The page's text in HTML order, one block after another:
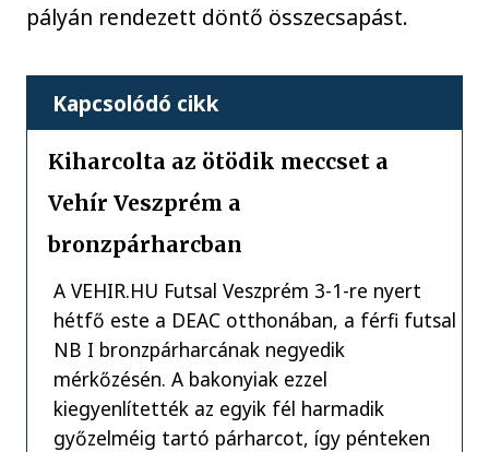
pályán rendezett döntő összecsapást.
Kapcsolódó cikk
Kiharcolta az ötödik meccset a
Vehír Veszprém a
bronzpárharcban
A VEHIR.HU Futsal Veszprém 3-1-re nyert
hétfő este a DEAC otthonában, a férfi futsal
NB I bronzpárharcának negyedik
mérkőzésén. A bakonyiak ezzel
kiegyenlítették az egyik fél harmadik
győzelméig tartó párharcot, így pénteken